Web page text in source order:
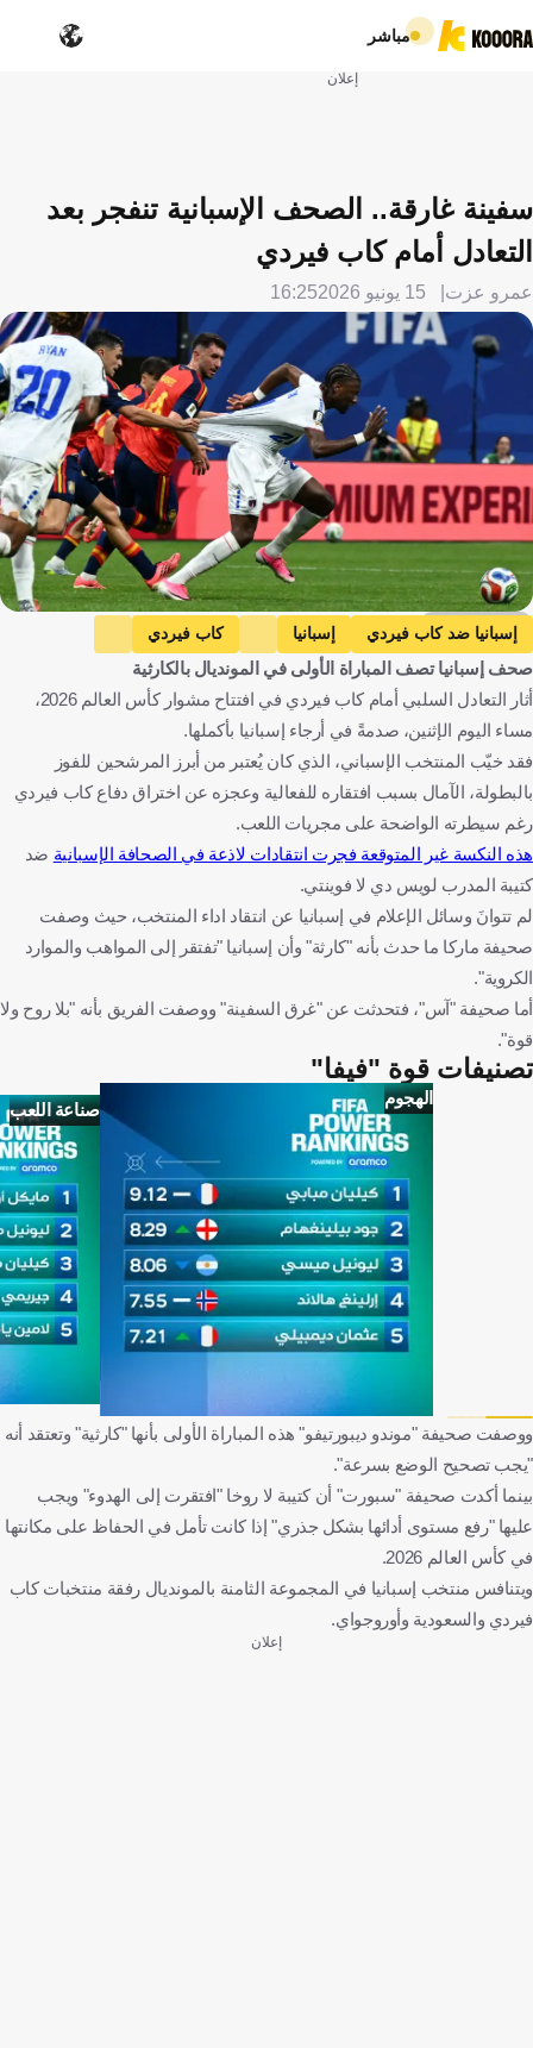
مباشر
إعلان
سفينة غارقة.. الصحف الإسبانية تنفجر بعد
التعادل أمام كاب فيردي
عمرو عزت 15 يونيو 2026 16:25
Getty Images
إسبانيا ضد كاب فيردي إسبانيا
كاب فيردي
كأس العالم
إسبانيا الرأس الأخضر
الولايات المتحدة
كرة قدم
صحف إسبانيا تصف المباراة الأولى في المونديال بالكارثية
أثار التعادل السلبي أمام كاب فيردي في افتتاح مشوار كأس العالم 2026،
مساء اليوم الإثنين، صدمةً في أرجاء إسبانيا بأكملها.
فقد خيّب المنتخب الإسباني، الذي كان يُعتبر من أبرز المرشحين للفوز
بالبطولة، الآمال بسبب افتقاره للفعالية وعجزه عن اختراق دفاع كاب فيردي
رغم سيطرته الواضحة على مجريات اللعب.
هذه النكسة غير المتوقعة فجرت انتقادات لاذعة في الصحافة الإسبانية ضد
كتيبة المدرب لويس دي لا فوينتي.
لم تتوانَ وسائل الإعلام في إسبانيا عن انتقاد اداء المنتخب، حيث وصفت
صحيفة ماركا ما حدث بأنه "كارثة" وأن إسبانيا "تفتقر إلى المواهب والموارد
الكروية".
أما صحيفة "آس"، فتحدثت عن "غرق السفينة" ووصفت الفريق بأنه "بلا روح ولا
قوة".
تصنيفات قوة "فيفا"
الهجوم
صناعة اللعب
ووصفت صحيفة "موندو ديبورتيفو" هذه المباراة الأولى بأنها "كارثية" وتعتقد أنه
"يجب تصحيح الوضع بسرعة".
بينما أكدت صحيفة "سبورت" أن كتيبة لا روخا "افتقرت إلى الهدوء" ويجب
عليها "رفع مستوى أدائها بشكل جذري" إذا كانت تأمل في الحفاظ على مكانتها
في كأس العالم 2026.
ويتنافس منتخب إسبانيا في المجموعة الثامنة بالمونديال رفقة منتخبات كاب
فيردي والسعودية وأوروجواي.
إعلان